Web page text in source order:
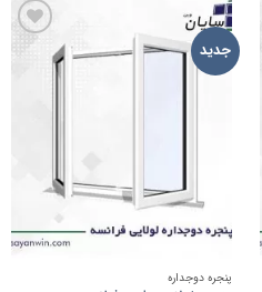
جدید افزودن
پنجره دوجداره